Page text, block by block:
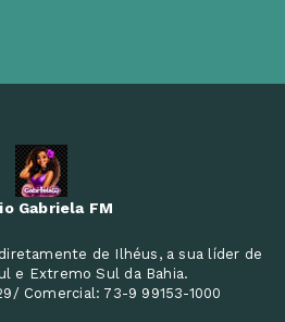
Gabriela FM
de Ilhéus, a sua líder de
e Extremo Sul da Bahia.
Comercial: 73-9 99153-1000